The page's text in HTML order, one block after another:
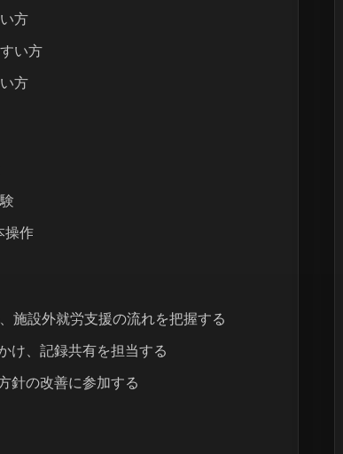
方
い方
方
操作
施設外就労支援の流れを把握する
け、記録共有を担当する
針の改善に参加する